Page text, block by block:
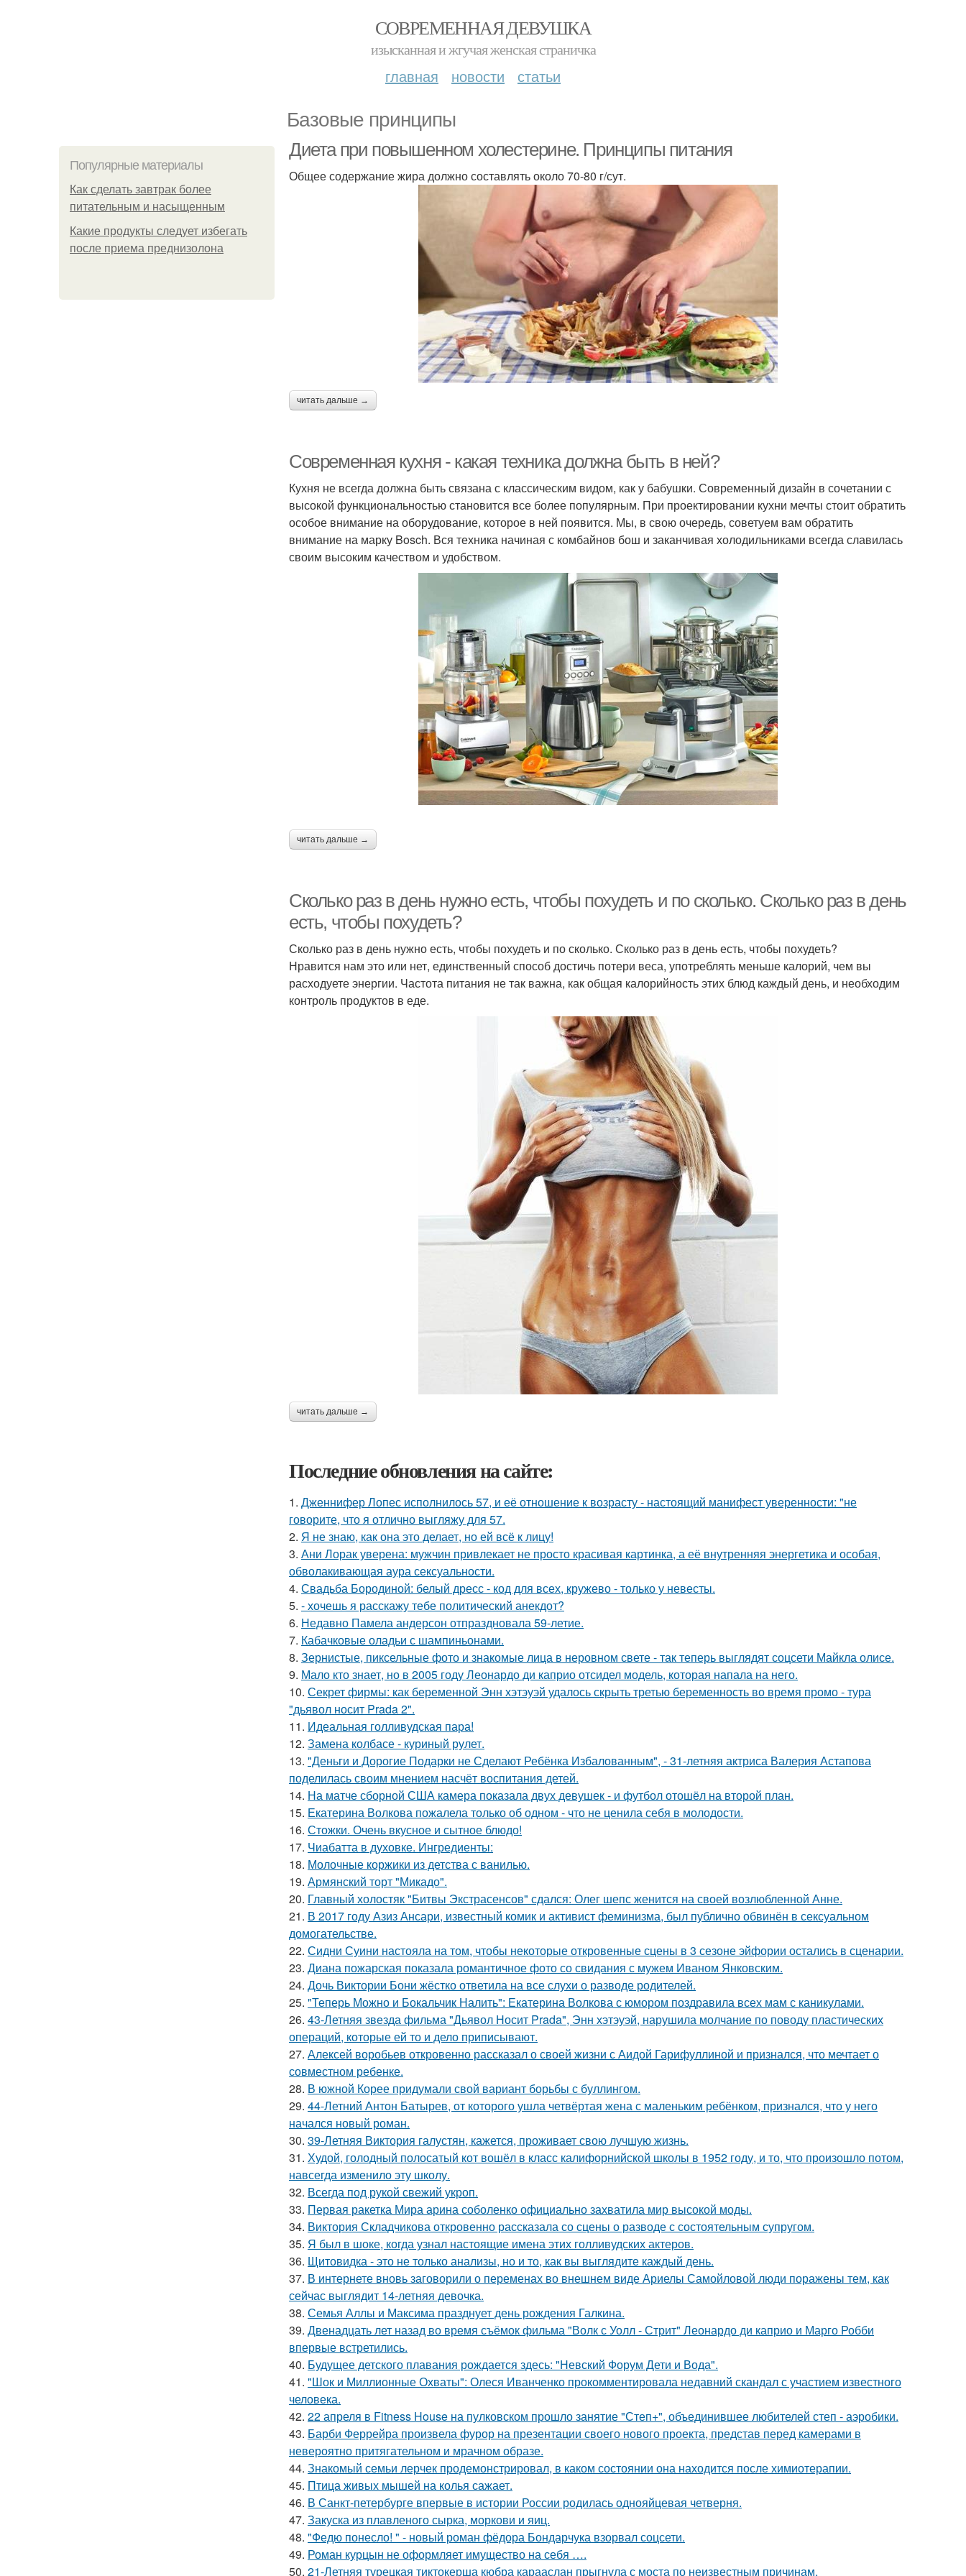
СОВРЕМЕННАЯ ДЕВУШКА
изысканная и жгучая женская страничка
главная новости статьи
Базовые принципы
Популярные материалы
Как сделать завтрак более
питательным и насыщенным
Какие продукты следует избегать
после приема преднизолона
Диета при повышенном холестерине. Принципы питания
Общее содержание жира должно составлять около 70-80 г/сут.
читать дальше →
Современная кухня - какая техника должна быть в ней?
Кухня не всегда должна быть связана с классическим видом, как у бабушки. Современный дизайн в сочетании с
высокой функциональностью становится все более популярным. При проектировании кухни мечты стоит обратить
особое внимание на оборудование, которое в ней появится. Мы, в свою очередь, советуем вам обратить
внимание на марку Bosch. Вся техника начиная с комбайнов бош и заканчивая холодильниками всегда славилась
своим высоким качеством и удобством.
читать дальше →
Сколько раз в день нужно есть, чтобы похудеть и по сколько. Сколько раз в день
есть, чтобы похудеть?
Сколько раз в день нужно есть, чтобы похудеть и по сколько. Сколько раз в день есть, чтобы похудеть?
Нравится нам это или нет, единственный способ достичь потери веса, употреблять меньше калорий, чем вы
расходуете энергии. Частота питания не так важна, как общая калорийность этих блюд каждый день, и необходим
контроль продуктов в еде.
читать дальше →
Последние обновления на сайте:
1. Дженнифер Лопес исполнилось 57, и её отношение к возрасту - настоящий манифест уверенности: "не
говорите, что я отлично выгляжу для 57.
2. Я не знаю, как она это делает, но ей всё к лицу!
3. Ани Лорак уверена: мужчин привлекает не просто красивая картинка, а её внутренняя энергетика и особая,
обволакивающая аура сексуальности.
4. Свадьба Бородиной: белый дресс - код для всех, кружево - только у невесты.
5. - хочешь я расскажу тебе политический анекдот?
6. Недавно Памела андерсон отпраздновала 59-летие.
7. Кабачковые оладьи с шампиньонами.
8. Зернистые, пиксельные фото и знакомые лица в неровном свете - так теперь выглядят соцсети Майкла олисе.
9. Мало кто знает, но в 2005 году Леонардо ди каприо отсидел модель, которая напала на него.
10. Секрет фирмы: как беременной Энн хэтэуэй удалось скрыть третью беременность во время промо - тура
"дьявол носит Prada 2".
11. Идеальная голливудская пара!
12. Замена колбасе - куриный рулет.
13. "Деньги и Дорогие Подарки не Сделают Ребёнка Избалованным", - 31-летняя актриса Валерия Астапова
поделилась своим мнением насчёт воспитания детей.
14. На матче сборной США камера показала двух девушек - и футбол отошёл на второй план.
15. Екатерина Волкова пожалела только об одном - что не ценила себя в молодости.
16. Стожки. Очень вкусное и сытное блюдо!
17. Чиабатта в духовке. Ингредиенты:
18. Молочные коржики из детства с ванилью.
19. Армянский торт "Микадо".
20. Главный холостяк "Битвы Экстрасенсов" сдался: Олег шепс женится на своей возлюбленной Анне.
21. В 2017 году Азиз Ансари, известный комик и активист феминизма, был публично обвинён в сексуальном
домогательстве.
22. Сидни Суини настояла на том, чтобы некоторые откровенные сцены в 3 сезоне эйфории остались в сценарии.
23. Диана пожарская показала романтичное фото со свидания с мужем Иваном Янковским.
24. Дочь Виктории Бони жёстко ответила на все слухи о разводе родителей.
25. "Теперь Можно и Бокальчик Налить": Екатерина Волкова с юмором поздравила всех мам с каникулами.
26. 43-Летняя звезда фильма "Дьявол Носит Prada", Энн хэтэуэй, нарушила молчание по поводу пластических
операций, которые ей то и дело приписывают.
27. Алексей воробьев откровенно рассказал о своей жизни с Аидой Гарифуллиной и признался, что мечтает о
совместном ребенке.
28. В южной Корее придумали свой вариант борьбы с буллингом.
29. 44-Летний Антон Батырев, от которого ушла четвёртая жена с маленьким ребёнком, признался, что у него
начался новый роман.
30. 39-Летняя Виктория галустян, кажется, проживает свою лучшую жизнь.
31. Худой, голодный полосатый кот вошёл в класс калифорнийской школы в 1952 году, и то, что произошло потом,
навсегда изменило эту школу.
32. Всегда под рукой свежий укроп.
33. Первая ракетка Мира арина соболенко официально захватила мир высокой моды.
34. Виктория Складчикова откровенно рассказала со сцены о разводе с состоятельным супругом.
35. Я был в шоке, когда узнал настоящие имена этих голливудских актеров.
36. Щитовидка - это не только анализы, но и то, как вы выглядите каждый день.
37. В интернете вновь заговорили о переменах во внешнем виде Ариелы Самойловой люди поражены тем, как
сейчас выглядит 14-летняя девочка.
38. Семья Аллы и Максима празднует день рождения Галкина.
39. Двенадцать лет назад во время съёмок фильма "Волк с Уолл - Стрит" Леонардо ди каприо и Марго Робби
впервые встретились.
40. Будущее детского плавания рождается здесь: "Невский Форум Дети и Вода".
41. "Шок и Миллионные Охваты": Олеся Иванченко прокомментировала недавний скандал с участием известного
человека.
42. 22 апреля в Fitness House на пулковском прошло занятие "Степ+", объединившее любителей степ - аэробики.
43. Барби Феррейра произвела фурор на презентации своего нового проекта, представ перед камерами в
невероятно притягательном и мрачном образе.
44. Знакомый семьи лерчек продемонстрировал, в каком состоянии она находится после химиотерапии.
45. Птица живых мышей на колья сажает.
46. В Санкт-петербурге впервые в истории России родилась однояйцевая четверня.
47. Закуска из плавленого сырка, моркови и яиц.
48. "Федю понесло! " - новый роман фёдора Бондарчука взорвал соцсети.
49. Роман курцын не оформляет имущество на себя ….
50. 21-Летняя турецкая тиктокерша кюбра карааслан прыгнула с моста по неизвестным причинам.